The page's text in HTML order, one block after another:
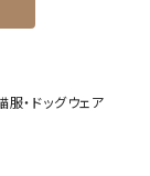
・ドッグウェア